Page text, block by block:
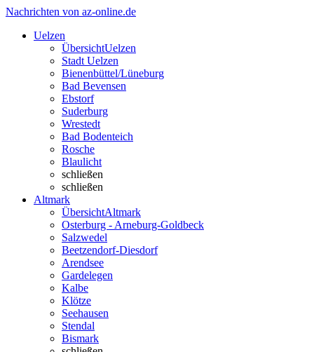
Nachrichten von az-online.de
Uelzen
ÜbersichtUelzen
Stadt Uelzen
Bienenbüttel/Lüneburg
Bad Bevensen
Ebstorf
Suderburg
Wrestedt
Bad Bodenteich
Rosche
Blaulicht
schließen
schließen
Altmark
ÜbersichtAltmark
Osterburg - Arneburg-Goldbeck
Salzwedel
Beetzendorf-Diesdorf
Arendsee
Gardelegen
Kalbe
Klötze
Seehausen
Stendal
Bismark